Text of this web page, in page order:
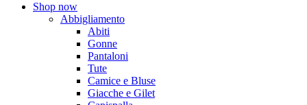
Shop now
Abbigliamento
Abiti
Gonne
Pantaloni
Tute
Camice e Bluse
Giacche e Gilet